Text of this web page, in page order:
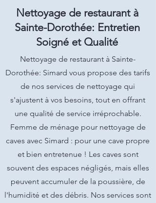
Nettoyage de restaurant à
Sainte-Dorothée: Entretien
Soigné et Qualité
Nettoyage de restaurant à Sainte-
Dorothée: Simard vous propose des tarifs
de nos services de nettoyage qui
s'ajustent à vos besoins, tout en offrant
une qualité de service irréprochable.
Femme de ménage pour nettoyage de
caves avec Simard : pour une cave propre
et bien entretenue ! Les caves sont
souvent des espaces négligés, mais elles
peuvent accumuler de la poussière, de
l'humidité et des débris. Nos services sont